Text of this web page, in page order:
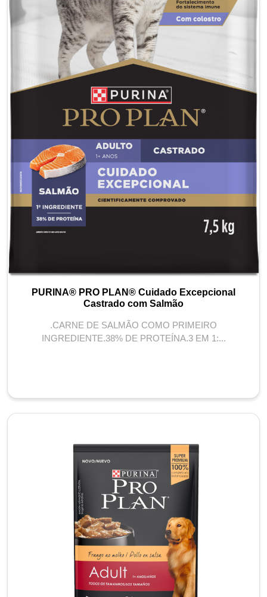
PURINA® PRO PLAN® Cuidado Excepcional
Castrado com Salmão
.CARNE DE SALMÃO COMO PRIMEIRO
INGREDIENTE.38% DE PROTEÍNA.3 EM 1:...